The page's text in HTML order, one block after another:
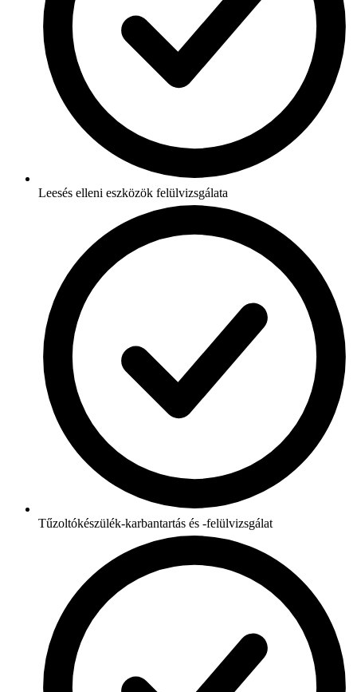
Leesés elleni eszközök felülvizsgálata
Tűzoltókészülék-karbantartás és -felülvizsgálat